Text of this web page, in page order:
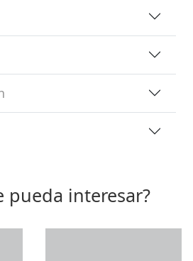
pueda interesar?